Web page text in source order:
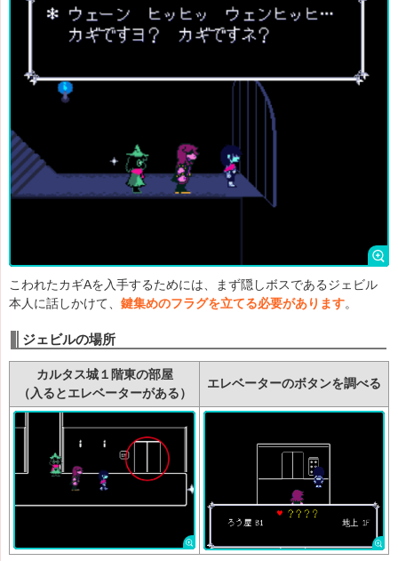
こわれたカギAを入手するためには、まず隠しボスであるジェビル
本人に話しかけて、 鍵集めのフラグを立てる必要があります。
ジェビルの場所
カルタス城１階東の部屋
（入るとエレベーターがある）
エレベーターのボタンを調べる